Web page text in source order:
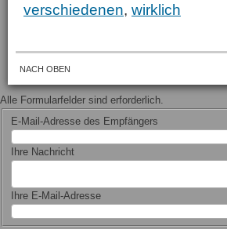
verschiedenen, wirklich
NACH OBEN
Alle Formularfelder sind erforderlich.
E-Mail-Adresse des Empfängers
Ihre Nachricht
Ihre E-Mail-Adresse